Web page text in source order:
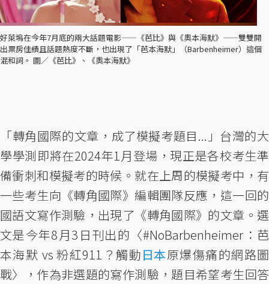
好萊塢在今年7月底的兩大話題電影——《芭比》與《奧本海默》——雙雙開
出票房佳績且話題熱度不斷，也出現了「芭本海默」（Barbenheimer）這個
混和詞。 圖／《芭比》、《奧本海默》
「轉角國際的文章，成了模擬考題目...」台灣的大
學學測即將在2024年1月登場，現正是各校考生準
備衝刺和模擬考的時候。就在上周的模擬考中，有
一些考生向《轉角國際》編輯團隊反應，這一回的
國語文寫作測驗，出現了《轉角國際》的文章。選
文是今年8月3日刊出的〈#NoBarbenheimer：芭
本海默 vs 粉紅911？觸動日本原爆傷痛的網路圖
戰〉，作為非選題的寫作測驗，題目希望考生回答